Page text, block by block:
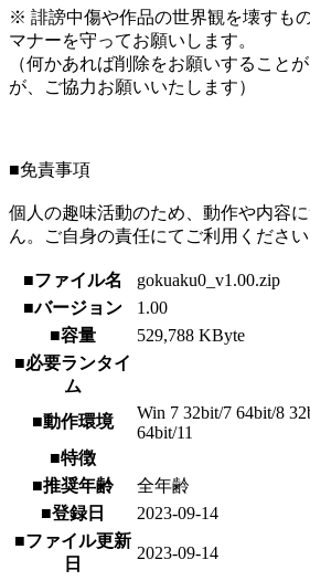
※ 誹謗中傷や作品の世界観を壊すも
マナーを守ってお願いします。
（何かあれば削除をお願いすること
が、ご協力お願いいたします）
■免責事項
個人の趣味活動のため、動作や内容
ん。ご自身の責任にてご利用ください
■ファイル名
gokuaku0_v1.00.zip
■バージョン
1.00
■容量
529,788 KByte
■必要ランタイ
ム
■動作環境
Win 7 32bit/7 64bit/8
64bit/11
■特徴
■推奨年齢
全年齢
■登録日
2023-09-14
■ファイル更新
日
2023-09-14